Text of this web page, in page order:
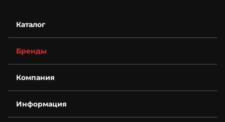
Каталог
Бренды
Компания
Контакты
Деталировки
Информация